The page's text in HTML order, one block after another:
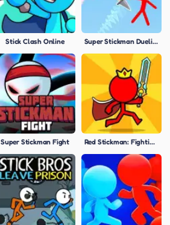
Stick Clash Online Super Stickman Duelist
Super Stickman Fight Red Stickman: Fighting Stick